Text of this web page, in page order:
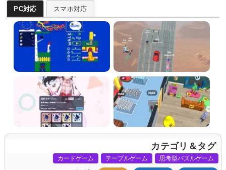
PC対応 スマホ対応
カテゴリ＆タグ
カードゲーム テーブルゲーム 思考型パズルゲーム